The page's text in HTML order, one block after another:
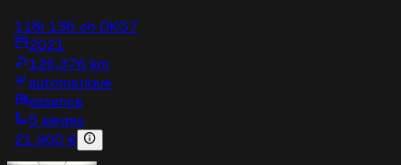
118i 136 ch DKG7
2021
126,376 km
automatique
essence
5 sieges
21 900 €